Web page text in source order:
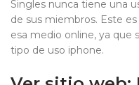
Singles nunca tiene una
de sus miembros. Este
esa medio online, ya que
tipo de uso iphone.